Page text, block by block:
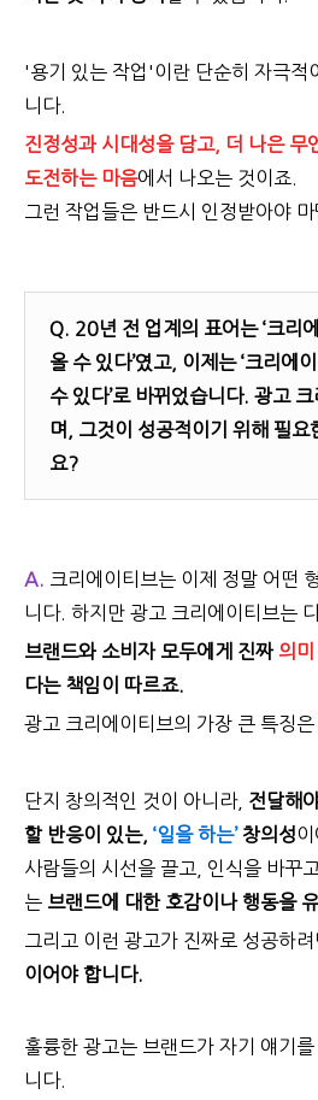
'용기 있는 작업'이란 단순히 자극적
니다.
진정성과 시대성을 담고, 더 나은 무
도전하는 마음에서 나오는 것이죠.
그런 작업들은 반드시 인정받아야 마
Q. 20년 전 업계의 표어는 ‘크리
올 수 있다’였고, 이제는 ‘크리에
수 있다’로 바뀌었습니다. 광고
며, 그것이 성공적이기 위해 필요
요?
A. 크리에이티브는 이제 정말 어떤
니다. 하지만 광고 크리에이티브는
브랜드와 소비자 모두에게 진짜 의미
다는 책임이 따르죠.
광고 크리에이티브의 가장 큰 특징은
단지 창의적인 것이 아니라, 전달해
할 반응이 있는, ‘일을 하는’창의성이
사람들의 시선을 끌고, 인식을 바꾸
는 브랜드에 대한 호감이나 행동을
그리고 이런 광고가 진짜로 성공하려
이어야 합니다.
훌륭한 광고는 브랜드가 자기 얘기
니다.